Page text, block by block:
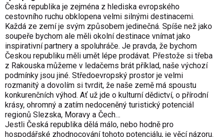
Česká republika je zejména z hlediska evropského
cestovního ruchu obklopena velmi silnými destinacemi.
Každá ze zemí je svým způsobem jedinečná. Spíše než jako
soupeře bychom ale měli okolní destinace vnímat jako
inspirativní partnery a spoluhráče. Je pravda, že bychom
Českou republiku měli umět lépe prodávat. Přestože si třeba
z Rakouska můžeme v ledačems brát příklad, naše výchozí
podmínky jsou jiné. Středoevropský prostor je velmi
rozmanitý a dovolím si tvrdit, že naše země má spoustu
konkurenčních výhod. Ať už jde o kulturní dědictví, o přírodní
krásy, ohromný a zatím nedoceněný turistický potenciál
regionů Slezska, Moravy a Čech…
Jestli Česká republika dělá málo, nebo hodně pro
hospodářské zhodnocování tohoto potenciálu, je věcí názoru.